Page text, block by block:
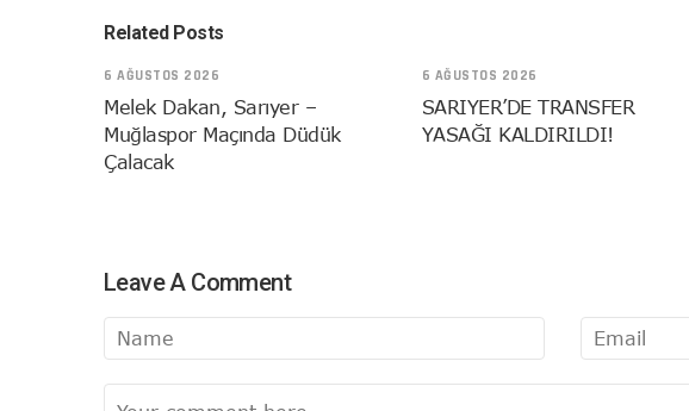
Related Posts
6 AĞUSTOS 2026
Melek Dakan, Sarıyer –
Muğlaspor Maçında Düdük
Çalacak
6 AĞUSTOS 2026
SARIYER’DE TRANSFER
YASAĞI KALDIRILDI!
Leave A Comment